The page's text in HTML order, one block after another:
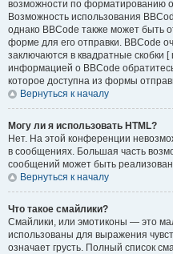
возможности по форматированию
Возможность использования
однако BBCode также может быть
форме для его отправки. BBCode
заключаются в квадратные скобки
информацией о BBCode
которое доступна из формы
Вернуться к началу
Могу ли я использовать HTML?
Нет. На этой конференции
в сообщениях. Большая часть
сообщений может быть
Вернуться к началу
Что такое смайлики?
Смайлики, или эмотиконы — это
использованы для выражения
означает грусть. Полный список